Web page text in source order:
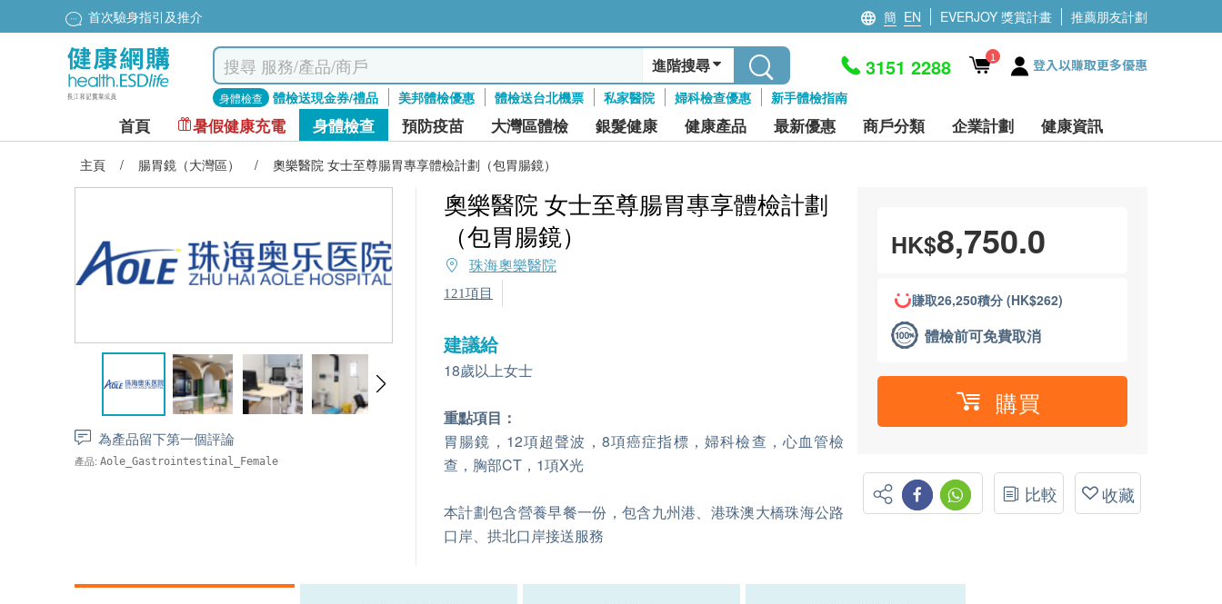
首次驗身指引及推介 簡 EN EVERJOY 獎賞計畫 推薦朋友計劃
進階搜尋
身體檢查 體檢送現金券/禮品 美邦體檢優惠 體檢送台北機票 私家醫院 婦科檢查優惠 新手體檢指南
3151 2288 1 登入以賺取更多優惠
首頁 暑假健康充電 身體檢查 預防疫苗 大灣區體檢 銀髮健康 健康產品 最新優惠 商戶分類 企業計劃 健康資訊
主頁 / 腸胃鏡（大灣區） / 奧樂醫院 女士至尊腸胃專享體檢計劃（包胃腸鏡）
為產品留下第一個評論
產品: Aole_Gastrointestinal_Female
奧樂醫院 女士至尊腸胃專享體檢計劃
（包胃腸鏡）
珠海奧樂醫院
121項目
建議給
18歲以上女士
重點項目：
胃腸鏡，12項超聲波，8項癌症指標，婦科檢查，心血管檢
查，胸部CT，1項X光
本計劃包含營養早餐一份，包含九州港、港珠澳大橋珠海公路
口岸、拱北口岸接送服務
HK$8,750.0
賺取26,250積分 (HK$262)
體檢前可免費取消
購買
比較 收藏